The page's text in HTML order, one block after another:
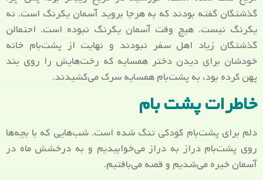
گذشتگان گفته بودند که به هرجا بروید آسمان یکرنگ است. نه
یکرنگ نیست. هیچ وقت آسمان یکرنگ نبوده است. احتمالن
گذشتگان زیاد اهل سفر نبودند و نهایت از پشت‌بام خانه
خودشان برای دیدن دختر همسایه که رخت‌هایش را روی بند
پهن کرده بود، به پشت‌بام همسایه سرک می‌کشیدند.
خاطرات پشت بام
دلم برای پشت‌بام کودکی تنگ شده است. شب‌هایی که با بچه‌ها
روی پشت‌بام دراز به دراز می‌خوابیدیم و به درخشش ماه در
آسمان خیره می‌شدیم و قصه می‌بافتیم.